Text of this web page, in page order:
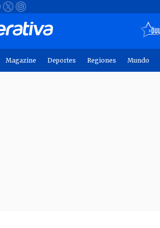
Magazine Deportes Regiones Mundo